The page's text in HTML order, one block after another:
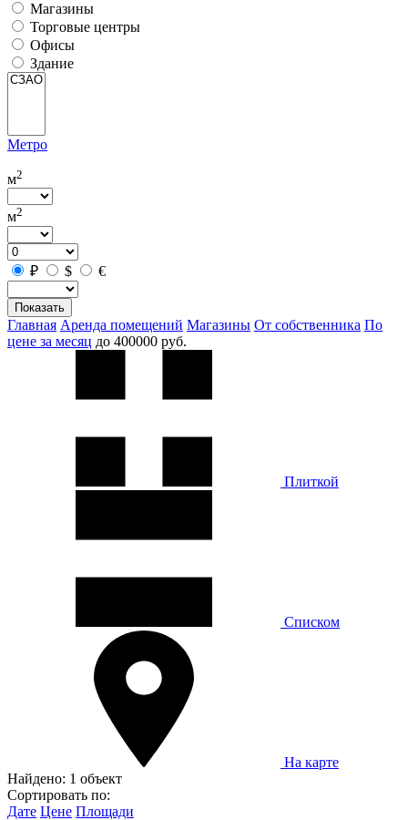
Магазины
Торговые центры
Офисы
Здание
Метро
м2
м2
₽ $ €
Показать
Главная Аренда помещений Магазины От собственника По
цене за месяц до 400000 руб.
Плиткой
Списком
На карте
Найдено: 1 объект
Сортировать по:
Дате Цене Площади